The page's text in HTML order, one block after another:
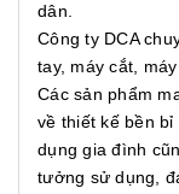
dân.
Công ty DCA
tay, máy cắt,
Các sản phẩm
về thiết kế bền
dụng gia đình
tưởng sử dụng,